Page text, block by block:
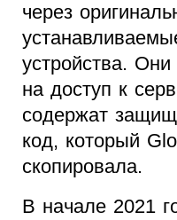
через
устройства.
на доступ к
содержат
код, который
скопировала.
В начале 2021